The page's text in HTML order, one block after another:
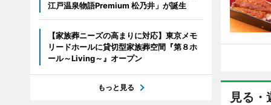
見る・
江戸温泉物語Premium 松乃井」が誕生
【家族葬ニーズの高まりに対応】東京メモ
リードホールに貸切型家族葬空間『第８ホ
ール～Living～』オープン
もっと見る